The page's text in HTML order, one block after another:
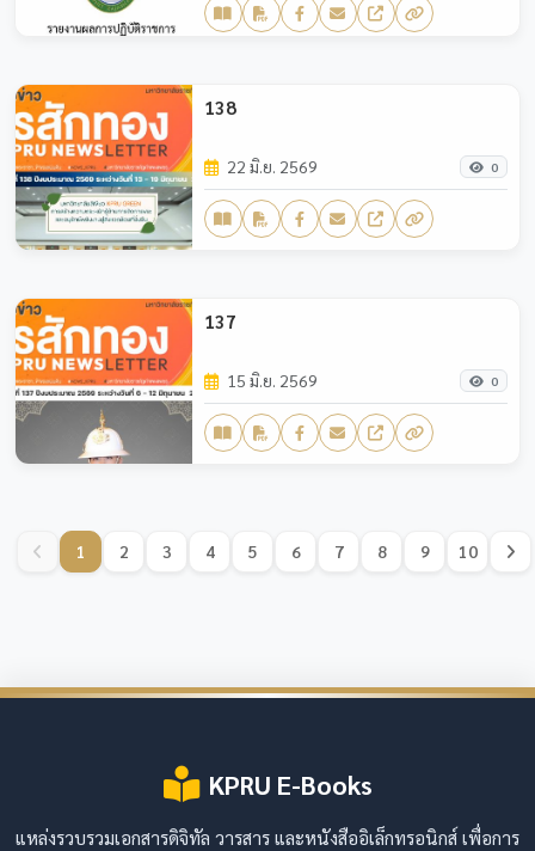
138
22 มิ.ย. 2569 0
137
15 มิ.ย. 2569 0
1 2 3 4 5 6 7 8 9 10
KPRU E-Books
แหล่งรวบรวมเอกสารดิจิทัล วารสาร และหนังสืออิเล็กทรอนิกส์ เพื่อการ